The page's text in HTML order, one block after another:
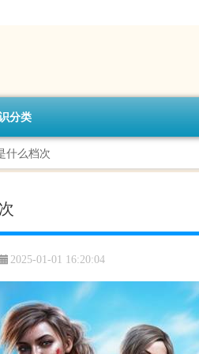
分类
什么档次
2025-01-01 16:20:04